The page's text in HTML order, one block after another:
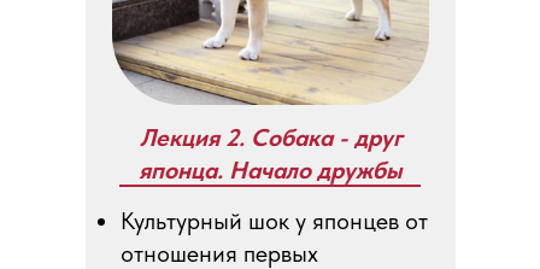
Лекция 2. Собака - друг
японца. Начало дружбы
Культурный шок у японцев от
отношения первых